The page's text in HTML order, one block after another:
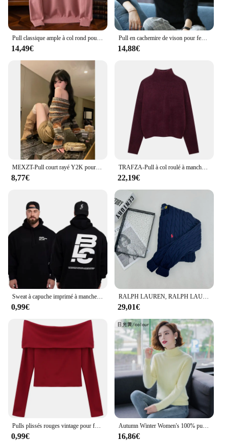
14,49€
Pull en cachemire de vison pour femme, tricots chauds, optique pull, solide, document, grande taille, base, vêtements à revers haut, automne, hiver, 100%
14,88€
8,77€
TRAFZA-Pull à col roulé à manches longues pour femmes, Pull décontracté, Tricots chauds, Solide, Vintage, Bourgogne, Automne, Hiver
22,19€
0,99€
RALPH LAUREN, RALPH LAUREN‍‍‍Pull en cachemire d'hiver classique pour hommes et femmes, pull à col rond, marque de luxe, Ralph Darknit
29,01€
0,99€ 16,86€